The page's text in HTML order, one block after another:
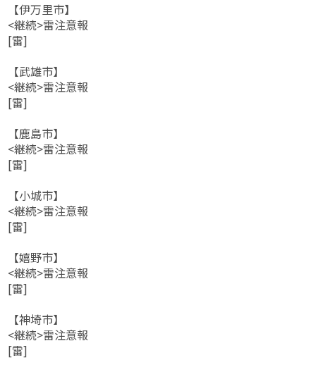
【伊万里市】
<継続>雷注意報
[雷]
【武雄市】
<継続>雷注意報
[雷]
【鹿島市】
<継続>雷注意報
[雷]
【小城市】
<継続>雷注意報
[雷]
【嬉野市】
<継続>雷注意報
[雷]
【神埼市】
<継続>雷注意報
[雷]